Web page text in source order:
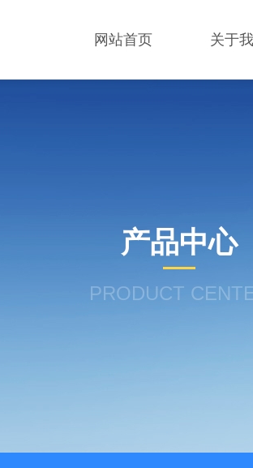
网站首页 关于
产品中心
PRODUCT